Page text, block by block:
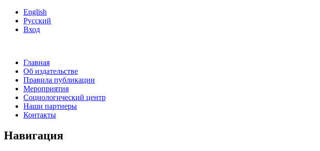
English
Русский
Вход
Главная
Об издательстве
Правила публикации
Мероприятия
Социологический центр
Наши партнеры
Контакты
Навигация